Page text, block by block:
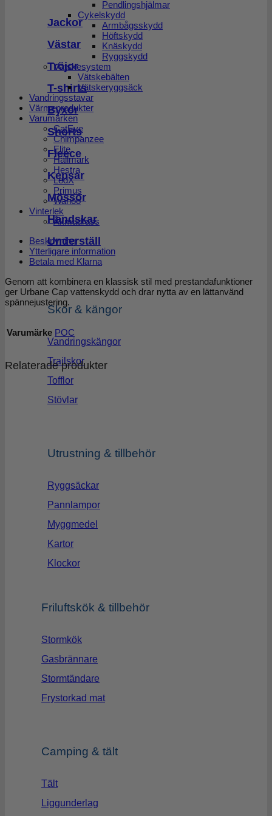
Jackor
Västar
Tröjor
T-shirts
Byxor
Shorts
Fleece
Kepsar
Mössor
Handskar
Underställ
Skor & kängor
Vandringskängor
Trailskor
Tofflor
Stövlar
Utrustning & tillbehör
Ryggsäckar
Pannlampor
Myggmedel
Kartor
Klockor
Friluftskök & tillbehör
Stormkök
Gasbrännare
Stormtändare
Frystorkad mat
Camping & tält
Tält
Liggunderlag
Pendlingshjälmar
Cykelskydd
Armbågsskydd
Höftskydd
Knäskydd
Ryggskydd
Vätskesystem
Vätskebälten
Vätskeryggsäck
Vandringsstavar
Värmeprodukter
Varumärken
CatEye
Chimpanzee
Elite
Hällmark
Hestra
LedX
Primus
Wahoo
Vinterlek
Åkmadrass
Beskrivning
Ytterligare information
Betala med Klarna
Genom att kombinera en klassisk stil med prestandafunktioner
ger Urbane Cap vattenskydd och drar nytta av en lättanvänd
spännejustering.
Varumärke POC
Relaterade produkter